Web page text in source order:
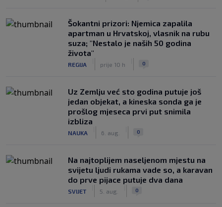
Šokantni prizori: Njemica zapalila
apartman u Hrvatskoj, vlasnik na rubu
suza; "Nestalo je naših 50 godina
života"
REGIJA prije 10 h 0
Uz Zemlju već sto godina putuje još
jedan objekat, a kineska sonda ga je
prošlog mjeseca prvi put snimila
izbliza
NAUKA 6. aug. 0
Na najtoplijem naseljenom mjestu na
svijetu ljudi rukama vade so, a karavan
do prve pijace putuje dva dana
SVIJET 5. aug. 0